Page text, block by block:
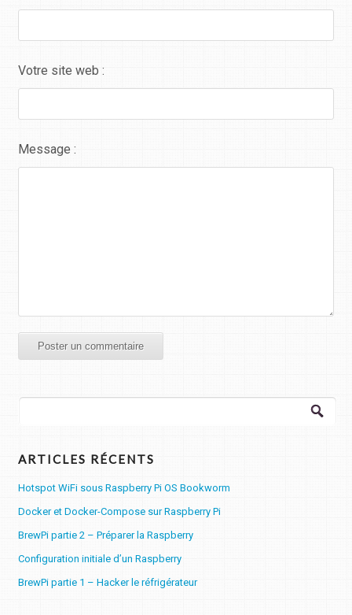
Votre site web :
Message :
Rechercher :
ARTICLES RÉCENTS
Hotspot WiFi sous Raspberry Pi OS Bookworm
Docker et Docker-Compose sur Raspberry Pi
BrewPi partie 2 – Préparer la Raspberry
Configuration initiale d’un Raspberry
BrewPi partie 1 – Hacker le réfrigérateur